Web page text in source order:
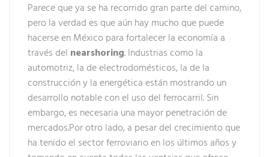
Parece que ya se ha recorrido gran parte del camino,
pero la verdad es que aún hay mucho que puede
hacerse en México para fortalecer la economía a
través del nearshoring. Industrias como la
automotriz, la de electrodomésticos, la de la
construcción y la energética están mostrando un
desarrollo notable con el uso del ferrocarril. Sin
embargo, es necesaria una mayor penetración de
mercados.Por otro lado, a pesar del crecimiento que
ha tenido el sector ferroviario en los últimos años y